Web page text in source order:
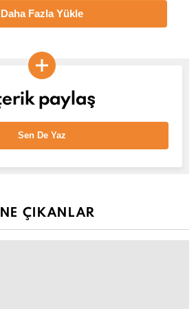
Daha Fazla Yükle
paylaş
Sen De Yaz
ÇIKANLAR